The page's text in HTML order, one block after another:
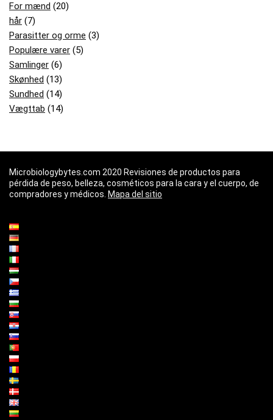
For mænd (20)
hår (7)
Parasitter og orme (3)
Populære varer (5)
Samlinger (6)
Skønhed (13)
Sundhed (14)
Vægttab (14)
Microbiologybytes.com 2020 Revisiones de productos para
pérdida de peso, belleza, cosméticos para la cara y el cuerpo, de
compradores y médicos. Mapa del sitio